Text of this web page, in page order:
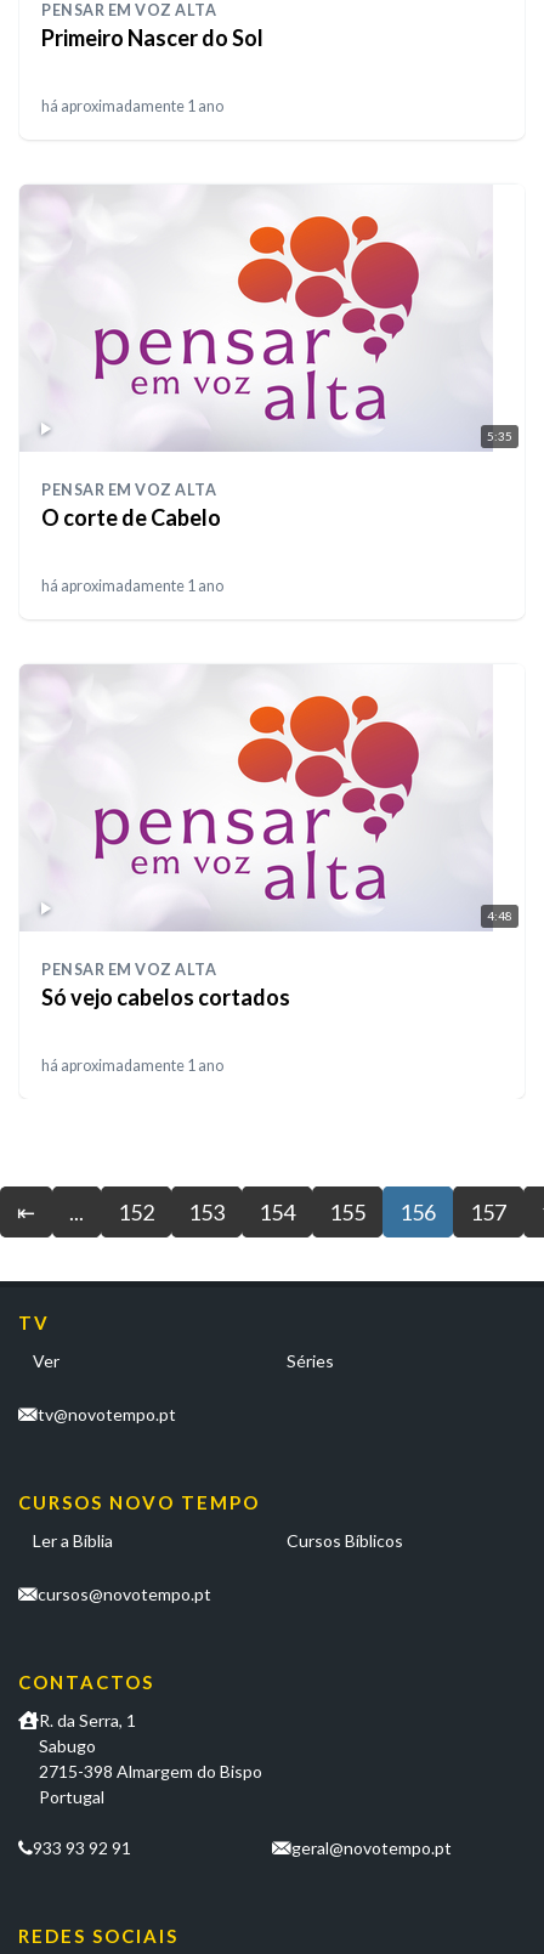
PENSAR EM VOZ ALTA
Primeiro Nascer do Sol
há aproximadamente 1 ano
5:35
PENSAR EM VOZ ALTA
O corte de Cabelo
há aproximadamente 1 ano
4:48
PENSAR EM VOZ ALTA
Só vejo cabelos cortados
há aproximadamente 1 ano
⇤ ... 152 153 154 155 156 157
TV
Ver Séries
tv@novotempo.pt
CURSOS NOVO TEMPO
Ler a Bíblia Cursos Bíblicos
cursos@novotempo.pt
CONTACTOS
R. da Serra, 1
Sabugo
2715-398 Almargem do Bispo
Portugal
933 93 92 91 geral@novotempo.pt
REDES SOCIAIS